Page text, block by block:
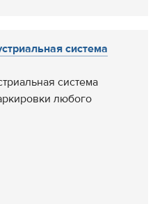
система
система
любого